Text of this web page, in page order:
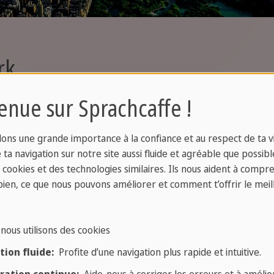
en plein cœur du quartier de Greenwich
York. Le Washington Square Park est devenu
un immense arc de triomphe – une
Unis.
de rencontres les plus populaires de la ville.
Village, en face de la New York
environnant est parfait pour sortir en
par divers artistes ambulants.
sur Sprachcaffe !
une grande importance à la confiance et au respect de ta
navigation sur notre site aussi fluide et agréable que
cookies et des technologies similaires. Ils nous aident à
ce que nous pouvons améliorer et comment t’offrir le
utilisons des cookies
fluide:Profite d’une navigation plus rapide et intuitive.